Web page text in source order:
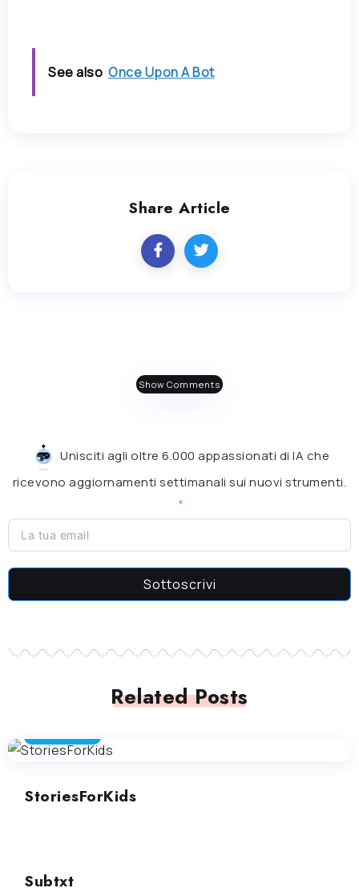
See also Once Upon A Bot
Share Article
Show Comments
Unisciti agli oltre 6.000 appassionati di IA che
ricevono aggiornamenti settimanali sui nuovi strumenti.
Sottoscrivi
Related Posts
StoriesForKids
Subtxt